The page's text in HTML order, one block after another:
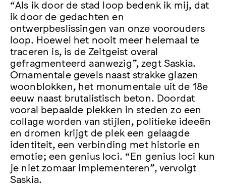
“Als ik door de stad loop bedenk ik mij, dat
ik door de gedachten en
ontwerpbeslissingen van onze voorouders
loop. Hoewel het nooit meer helemaal te
traceren is, is de Zeitgeist overal
gefragmenteerd aanwezig”, zegt Saskia.
Ornamentale gevels naast strakke glazen
woonblokken, het monumentale uit de 18e
eeuw naast brutalistisch beton. Doordat
vooral bepaalde plekken in steden zo een
collage worden van stijlen, politieke ideeën
en dromen krijgt de plek een gelaagde
identiteit, een verbinding met historie en
emotie; een genius loci. “En genius loci kun
je niet zomaar implementeren”, vervolgt
Saskia.